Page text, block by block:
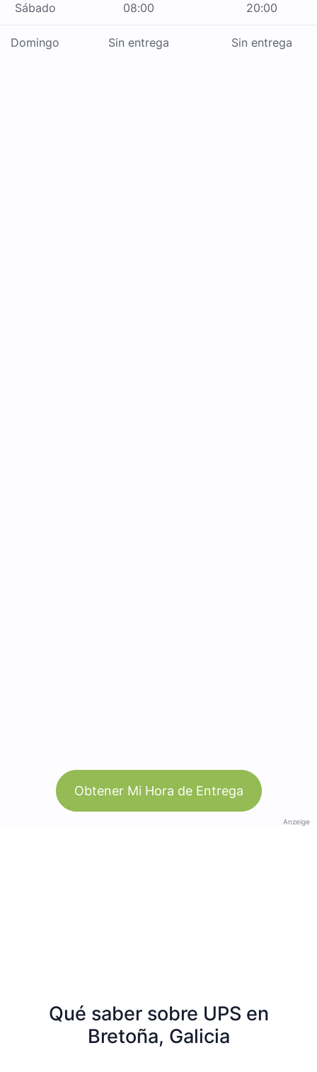
Sábado 08:00 20:00
Domingo Sin entrega Sin entrega
Obtener Mi Hora de Entrega
Anzeige
Qué saber sobre UPS en
Bretoña, Galicia